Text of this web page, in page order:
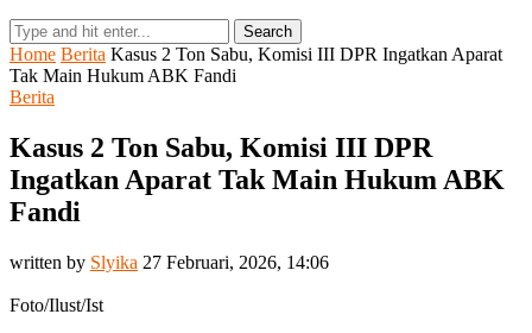
Search
Home Berita Kasus 2 Ton Sabu, Komisi III DPR Ingatkan Aparat
Tak Main Hukum ABK Fandi
Berita
Kasus 2 Ton Sabu, Komisi III DPR
Ingatkan Aparat Tak Main Hukum ABK
Fandi
written by Slyika 27 Februari, 2026, 14:06
Foto/Ilust/Ist